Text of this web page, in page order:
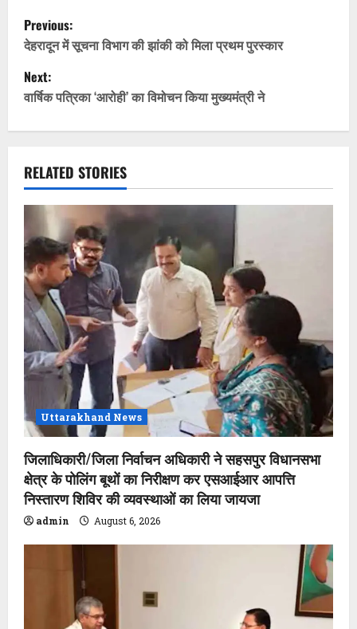
P
o
s
a
v
i
g
a
t
i
o
n
Previous:
देहरादून में सूचना विभाग की झांकी को मिला प्रथम पुरस्कार
Next:
वार्षिक पत्रिका ‘आरोही’ का विमोचन किया मुख्यमंत्री ने
RELATED STORIES
Uttarakhand News
जिलाधिकारी/जिला निर्वाचन अधिकारी ने सहसपुर विधानसभा
क्षेत्र के पोलिंग बूथों का निरीक्षण कर एसआईआर आपत्ति
निस्तारण शिविर की व्यवस्थाओं का लिया जायजा
admin August 6, 2026